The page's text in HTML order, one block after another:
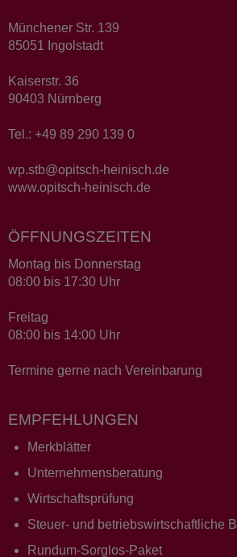
Münchener Str. 139
85051 Ingolstadt
Kaiserstr. 36
90403 Nürnberg
Tel.: +49 89 290 139 0
wp.stb@opitsch-heinisch.de
www.opitsch-heinisch.de
ÖFFNUNGSZEITEN
Montag bis Donnerstag
08:00 bis 17:30 Uhr
Freitag
08:00 bis 14:00 Uhr
Termine gerne nach Vereinbarung
EMPFEHLUNGEN
Merkblätter
Unternehmensberatung
Wirtschaftsprüfung
Steuer- und betriebswirtschaftliche
Rundum-Sorglos-Paket